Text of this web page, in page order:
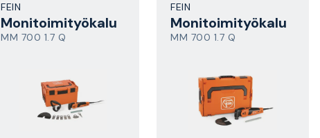
FEIN
Monitoimityökalu
MM 700 1.7 Q
FEIN
Monitoimityökalu
MM 700 1.7 Q